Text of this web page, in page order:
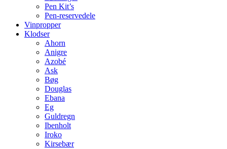
Pen Kit’s
Pen-reservedele
Vinpropper
Klodser
Ahorn
Anigre
Azobé
Ask
Bøg
Douglas
Ebana
Eg
Guldregn
Ibenholt
Iroko
Kirsebær